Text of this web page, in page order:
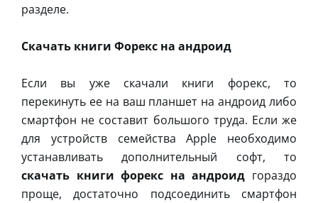
разделе.
Скачать книги Форекс на андроид
Если вы уже скачали книги форекс, то
перекинуть ее на ваш планшет на андроид либо
смартфон не составит большого труда. Если же
для устройств семейства Apple необходимо
устанавливать дополнительный софт, то
скачать книги форекс на андроид гораздо
проще, достаточно подсоединить смартфон